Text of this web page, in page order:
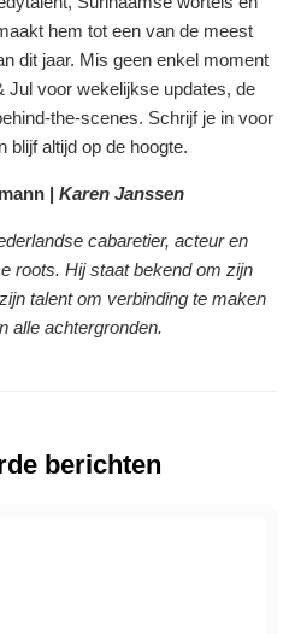
hem tot een van de meest
dit jaar. Mis geen enkel moment
Jul voor wekelijkse updates, de
the-scenes. Schrijf je in voor
blijf altijd op de hoogte.
| Karen Janssen
cabaretier, acteur en
roots. Hij staat bekend om zijn
talent om verbinding te maken
alle achtergronden.
berichten